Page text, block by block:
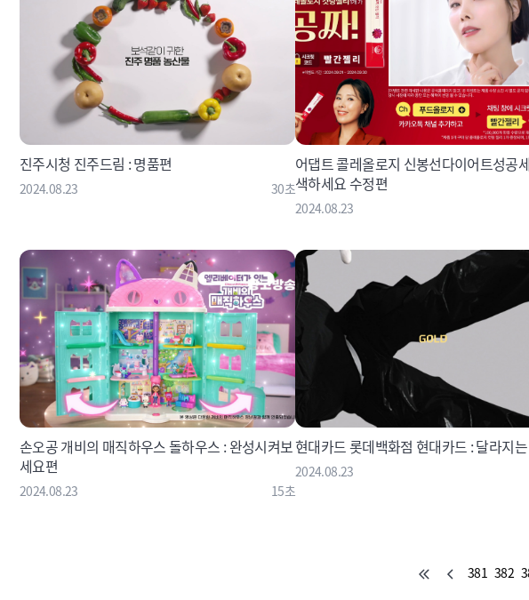
진주시청 진주드림 : 명품편
2024.08.23 30초
어댑트 콜레올로지 신봉선다이어트성공
색하세요 수정편
2024.08.23
손오공 개비의 매직하우스 돌하우스 : 완성시켜보
세요편
2024.08.23 15초
현대카드 롯데백화점 현대카드 : 달라지
2024.08.23
381 382